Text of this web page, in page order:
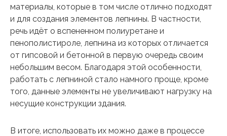
материалы, которые в том числе отлично подходят
и для создания элементов лепнины. В частности,
речь идёт о вспененном полиуретане и
пенополистироле, лепнина из которых отличается
от гипсовой и бетонной в первую очередь своим
небольшим весом. Благодаря этой особенности,
работать с лепниной стало намного проще, кроме
того, данные элементы не увеличивают нагрузку на
несущие конструкции здания.
В итоге, использовать их можно даже в процессе